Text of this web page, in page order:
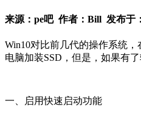
来源： pe吧作者： Bill 发布于：
Win10对比前几代的操作系统
电脑加装SSD，但是，如果有
一、启用快速启动功能